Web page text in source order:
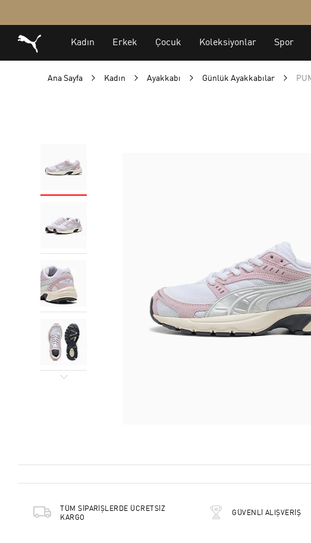
Ana Sayfa Kadın Ayakkabı Günlük Ayakkabılar
TÜM SİPARİŞLERDE ÜCRETSİZ
KARGO
GÜVENLİ ALIŞVERİŞ